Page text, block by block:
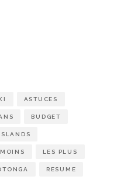
ASTUCES
BUDGET
LES PLUS
RESUME